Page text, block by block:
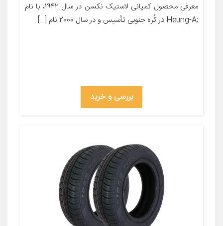
معرفی محصول کمپانی لاستیک نکسن در سال 1942، با نام
;Heung-A در کُره­ جنوبی تأسیس و در سال 2000 نام […]
بررسی و خرید